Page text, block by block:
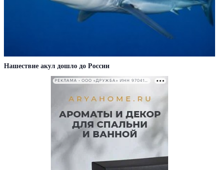
Нашествие акул дошло до России
РЕКЛАМА • ООО «ДРУЖБА» ИНН 9704146411